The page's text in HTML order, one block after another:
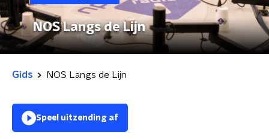
NOS Langs de Lijn
Gids NOS Langs de Lijn
Speel uitzending af